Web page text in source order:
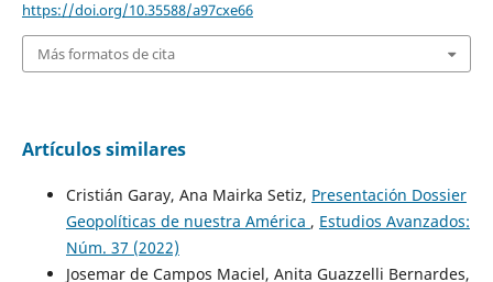
https://doi.org/10.35588/a97cxe66
Más formatos de cita
Artículos similares
Cristián Garay, Ana Mairka Setiz, Presentación Dossier
Geopolíticas de nuestra América , Estudios Avanzados:
Núm. 37 (2022)
Josemar de Campos Maciel, Anita Guazzelli Bernardes,